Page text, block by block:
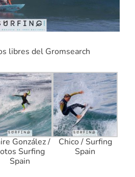
libres del Gromsearch
González /
Surfing
Spain
Chico / Surfing
Spain